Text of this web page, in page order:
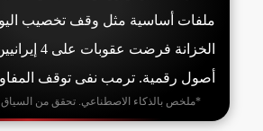
ملفات أساسية مثل وقف تخصيب
الخزانة فرضت
أصول رقمية. ترمب نفى توقف
*ملخص بالذكاء الاصطناعي. تحقق من